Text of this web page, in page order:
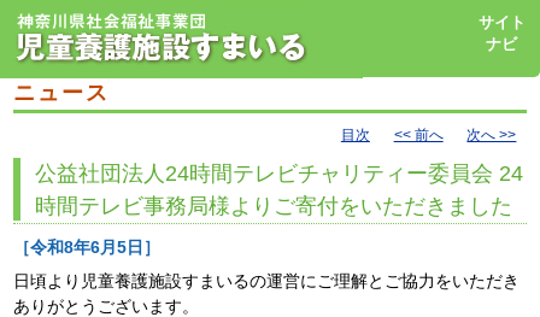
サイト
ナビ
ニュース
目次 << 前へ 次へ >>
公益社団法人24時間テレビチャリティー委員会 24
時間テレビ事務局様よりご寄付をいただきました
［令和8年6月5日］
日頃より児童養護施設すまいるの運営にご理解とご協力をいただき
ありがとうございます。